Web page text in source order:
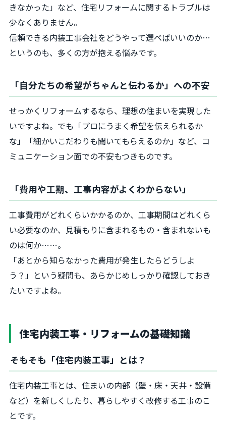
きなかった」など、住宅リフォームに関するトラブルは
少なくありません。
信頼できる内装工事会社をどうやって選べばいいのか…
というのも、多くの方が抱える悩みです。
「自分たちの希望がちゃんと伝わるか」への不安
せっかくリフォームするなら、理想の住まいを実現した
いですよね。でも「プロにうまく希望を伝えられるか
な」「細かいこだわりも聞いてもらえるのか」など、コ
ミュニケーション面での不安もつきものです。
「費用や工期、工事内容がよくわからない」
工事費用がどれくらいかかるのか、工事期間はどれくら
い必要なのか、見積もりに含まれるもの・含まれないも
のは何か……。
「あとから知らなかった費用が発生したらどうしよ
う？」という疑問も、あらかじめしっかり確認しておき
たいですよね。
住宅内装工事・リフォームの基礎知識
そもそも「住宅内装工事」とは？
住宅内装工事とは、住まいの内部（壁・床・天井・設備
など）を新しくしたり、暮らしやすく改修する工事のこ
とです。